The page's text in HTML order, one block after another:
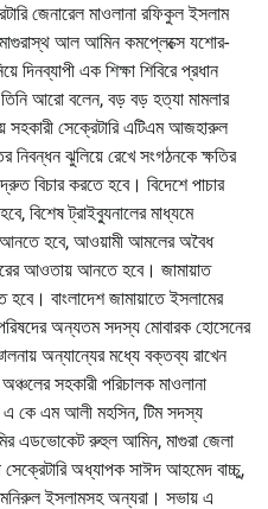
জেনারেল মাওলানা রফিকুল ইসলাম
মাগুরাস্থ আল আমিন কমপ্লেক্সে যশোর-
দিনব্যাপী এক শিক্ষা শিবিরে প্রধান
আরো বলেন, বড় বড় হত্যা মামলার
সহকারী সেক্রেটারি এটিএম আজহারুল
নিবন্ধন ঝুলিয়ে রেখে সংগঠনকে ক্ষতির
বিচার করতে হবে। বিদেশে পাচার
বিশেষ ট্রাইব্যুনালের মাধ্যমে
আনতে হবে, আওয়ামী আমলের অবৈধ
আওতায় আনতে হবে। জামায়াত
হবে। বাংলাদেশ জামায়াতে ইসলামের
পরিষদের অন্যতম সদস্য মোবারক হোসেনের
অন্যান্যের মধ্যে বক্তব্য রাখেন
সহকারী পরিচালক মাওলানা
কে এম আলী মহসিন, টিম সদস্য
এডভোকেট রুহুল আমিন, মাগুরা জেলা
অধ্যাপক সাঈদ আহমেদ বাচ্চু,
মনিরুল ইসলামসহ অন্যরা। সভায় এ